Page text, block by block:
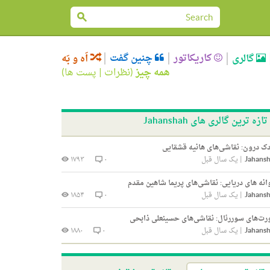
گالری کاریکاتور چنین گفت اَه و بَه
همه چیز(نظرات | پست ها)
تازه ترین گالری های Jahanshah
درون: نقاشی‌های هانیه قشقایی
| یک سال قبل ۰
۱۷۹۳
های دریایی: نقاشی‌های پریما شاهین مقدم
| یک سال قبل ۰
۱۸۵۴
سوررئال: نقاشی‌های حسینعلی ذابحی
| یک سال قبل ۰ ۱۸۸۰